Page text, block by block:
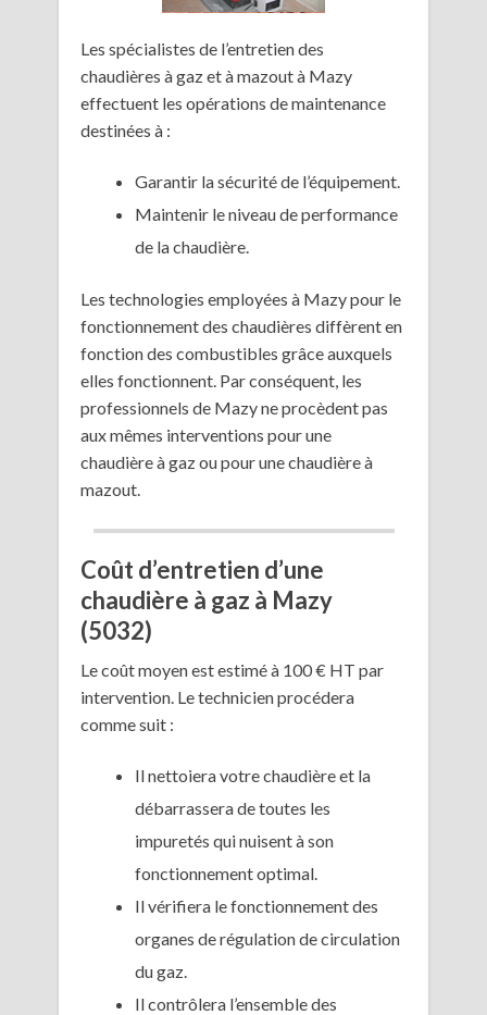
Les spécialistes de l’entretien des
chaudières à gaz et à mazout à Mazy
effectuent les opérations de maintenance
destinées à :
Garantir la sécurité de l’équipement.
Maintenir le niveau de performance
de la chaudière.
Les technologies employées à Mazy pour le
fonctionnement des chaudières diffèrent en
fonction des combustibles grâce auxquels
elles fonctionnent. Par conséquent, les
professionnels de Mazy ne procèdent pas
aux mêmes interventions pour une
chaudière à gaz ou pour une chaudière à
mazout.
Coût d’entretien d’une
chaudière à gaz à Mazy
(5032)
Le coût moyen est estimé à 100 € HT par
intervention. Le technicien procédera
comme suit :
Il nettoiera votre chaudière et la
débarrassera de toutes les
impuretés qui nuisent à son
fonctionnement optimal.
Il vérifiera le fonctionnement des
organes de régulation de circulation
du gaz.
Il contrôlera l’ensemble des